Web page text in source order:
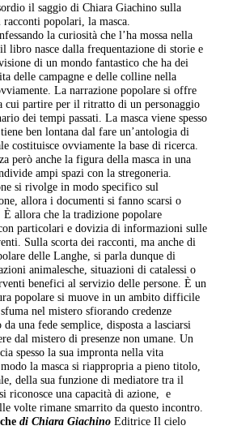
il saggio di Chiara Giachino sulla
popolari, la masca.
la curiosità che l’ha mossa nella
libro nasce dalla frequentazione di storie e
di un mondo fantastico che ha dei
delle campagne e delle colline nella
La narrazione popolare si offre
cui partire per il ritratto di un personaggio
dei tempi passati. La masca viene spesso
ben lontana dal fare un’antologia di
costituisce ovviamente la base di ricerca.
però anche la figura della masca in una
ampi spazi con la stregoneria.
si rivolge in modo specifico sul
allora i documenti si fanno scarsi o
allora che la tradizione popolare
particolari e dovizia di informazioni sulle
Sulla scorta dei racconti, ma anche di
delle Langhe, si parla dunque di
animalesche, situazioni di catalessi o
benefici al servizio delle persone. È un
popolare si muove in un ambito difficile
nel mistero sfiorando credenze
una fede semplice, disposta a lasciarsi
dal mistero di presenze non umane. Un
spesso la sua impronta nella vita
la masca si riappropria a pieno titolo,
della sua funzione di mediatore tra il
riconosce una capacità di azione, e
volte rimane smarrito da questo incontro.
di Chiara Giachino Editrice Il cielo